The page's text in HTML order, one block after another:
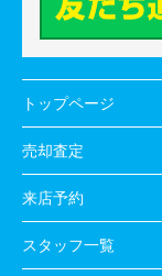
トップページ
売却査定
来店予約
スタッフ一覧